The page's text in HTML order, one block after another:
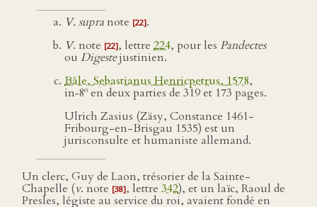
V. supra note [22].
V. note [22], lettre 224, pour les Pandectes
ou Digestejustinien.
Bâle, Sebastianus Henricpetrus, 1578,
in‑8o en deux parties de 319 et 173 pages.
Ulrich Zasius (Zäsy, Constance 1461-
Fribourg-en-Brisgau 1535) est un
jurisconsulte et humaniste allemand.
Un clerc, Guy de Laon, trésorier de la Sainte-
Chapelle (v. note [38], lettre 342), et un laïc, Raoul de
Presles, légiste au service du roi, avaient fondé en